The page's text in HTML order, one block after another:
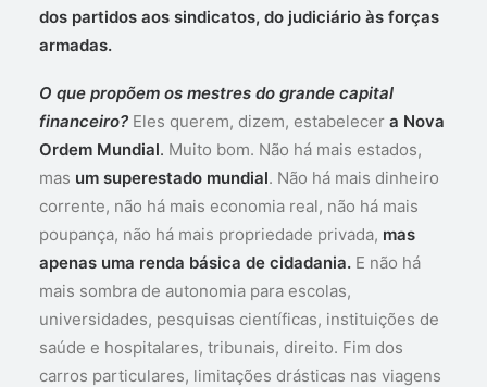
dos partidos aos sindicatos, do judiciário às forças
armadas.
O que propõem os mestres do grande capital
financeiro? Eles querem, dizem, estabelecer a Nova
Ordem Mundial. Muito bom. Não há mais estados,
mas um superestado mundial. Não há mais dinheiro
corrente, não há mais economia real, não há mais
poupança, não há mais propriedade privada, mas
apenas uma renda básica de cidadania. E não há
mais sombra de autonomia para escolas,
universidades, pesquisas científicas, instituições de
saúde e hospitalares, tribunais, direito. Fim dos
carros particulares, limitações drásticas nas viagens